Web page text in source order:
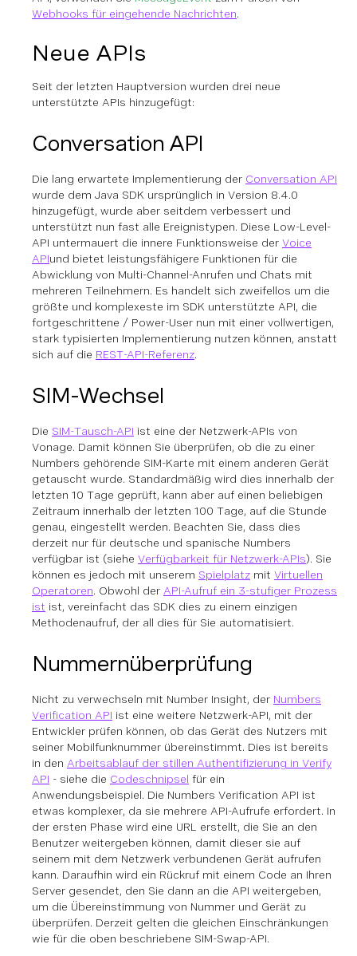
Webhooks für eingehende Nachrichten.
Neue APIs
Seit der letzten Hauptversion wurden drei neue
unterstützte APIs hinzugefügt:
Conversation API
Die lang erwartete Implementierung der Conversation API
wurde dem Java SDK ursprünglich in Version 8.4.0
hinzugefügt, wurde aber seitdem verbessert und
unterstützt nun fast alle Ereignistypen. Diese Low-Level-
API untermauert die innere Funktionsweise der Voice
APIund bietet leistungsfähigere Funktionen für die
Abwicklung von Multi-Channel-Anrufen und Chats mit
mehreren Teilnehmern. Es handelt sich zweifellos um die
größte und komplexeste im SDK unterstützte API, die
fortgeschrittene / Power-User nun mit einer vollwertigen,
stark typisierten Implementierung nutzen können, anstatt
sich auf die REST-API-Referenz.
SIM-Wechsel
Die SIM-Tausch-API ist eine der Netzwerk-APIs von
Vonage. Damit können Sie überprüfen, ob die zu einer
Numbers gehörende SIM-Karte mit einem anderen Gerät
getauscht wurde. Standardmäßig wird dies innerhalb der
letzten 10 Tage geprüft, kann aber auf einen beliebigen
Zeitraum innerhalb der letzten 100 Tage, auf die Stunde
genau, eingestellt werden. Beachten Sie, dass dies
derzeit nur für deutsche und spanische Numbers
verfügbar ist (siehe Verfügbarkeit für Netzwerk-APIs). Sie
können es jedoch mit unserem Spielplatz mit Virtuellen
Operatoren. Obwohl der API-Aufruf ein 3-stufiger Prozess
ist ist, vereinfacht das SDK dies zu einem einzigen
Methodenaufruf, der all dies für Sie automatisiert.
Nummernüberprüfung
Nicht zu verwechseln mit Number Insight, der Numbers
Verification API ist eine weitere Netzwerk-API, mit der
Entwickler prüfen können, ob das Gerät des Nutzers mit
seiner Mobilfunknummer übereinstimmt. Dies ist bereits
in den Arbeitsablauf der stillen Authentifizierung in Verify
API - siehe die Codeschnipsel für ein
Anwendungsbeispiel. Die Numbers Verification API ist
etwas komplexer, da sie mehrere API-Aufrufe erfordert. In
der ersten Phase wird eine URL erstellt, die Sie an den
Benutzer weitergeben können, damit dieser sie auf
seinem mit dem Netzwerk verbundenen Gerät aufrufen
kann. Daraufhin wird ein Rückruf mit einem Code an Ihren
Server gesendet, den Sie dann an die API weitergeben,
um die Übereinstimmung von Nummer und Gerät zu
überprüfen. Derzeit gelten die gleichen Einschränkungen
wie für die oben beschriebene SIM-Swap-API.